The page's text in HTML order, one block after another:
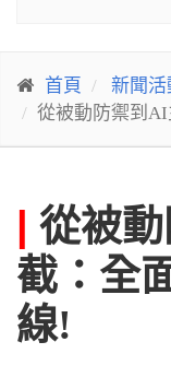
首頁
新聞活
從被動防禦到
| 從被
截：全
線!